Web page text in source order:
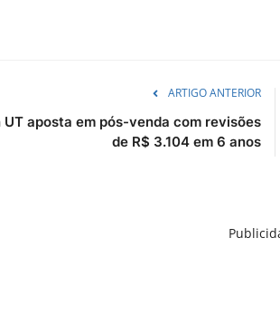
ARTIGO ANTERIOR
UT aposta em pós-venda com revisões
de R$ 3.104 em 6 anos